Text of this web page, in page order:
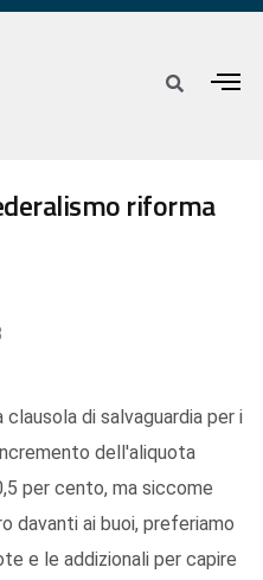
riforma
di salvaguardia per i
dell'aliquota
per cento, ma siccome
davanti ai buoi, preferiamo
e le addizionali per capire